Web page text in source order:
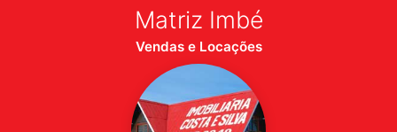
Matriz Imbé
Vendas e Locações